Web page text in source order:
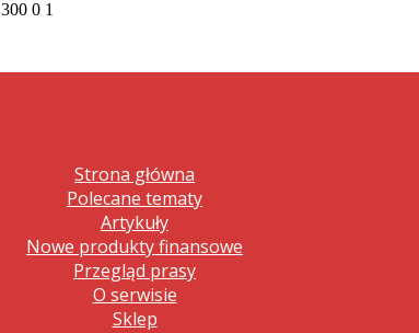
300 0 1
Strona główna
Polecane tematy
Artykuły
Nowe produkty finansowe
Przegląd prasy
O serwisie
Sklep